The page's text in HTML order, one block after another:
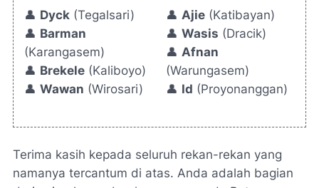
👤 Dyck (Tegalsari)
👤 Barman
(Karangasem)
👤 Brekele (Kaliboyo)
👤 Wawan (Wirosari)
👤 Ajie(Katibayan)
👤 Wasis (Dracik)
👤 Afnan
(Warungasem)
👤 Id (Proyonanggan)
Terima kasih kepada seluruh rekan-rekan yang
namanya tercantum di atas. Anda adalah bagian